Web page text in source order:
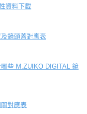
資料下載
鏡頭蓋對應表
些 M.ZUIKO DIGITAL 鏡
對應表